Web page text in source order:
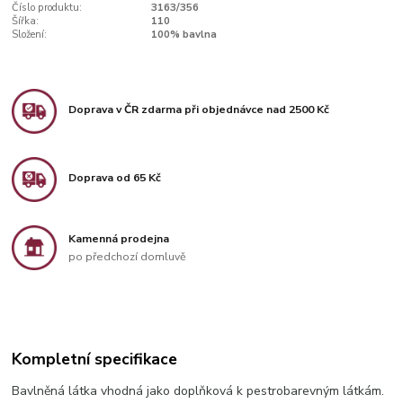
Číslo produktu:
3163/356
Šířka:
110
Složení:
100% bavlna
Doprava v ČR zdarma při objednávce nad 2500 Kč
Doprava od 65 Kč
Kamenná prodejna
po předchozí domluvě
Kompletní specifikace
Bavlněná látka vhodná jako doplňková k pestrobarevným látkám.